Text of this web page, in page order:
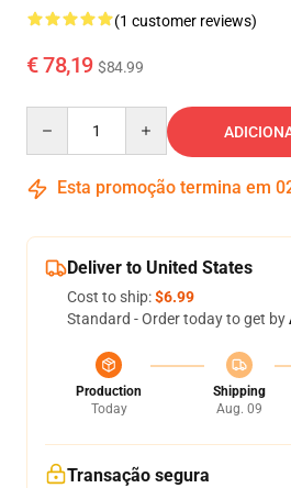
(1 customer reviews)
€ 78,19 $84.99
Esta promoção termina em
Deliver to United States
Cost to ship:$6.99
Standard - Order today to get by
Production
Today
Shipping
Aug. 09
Transação segura